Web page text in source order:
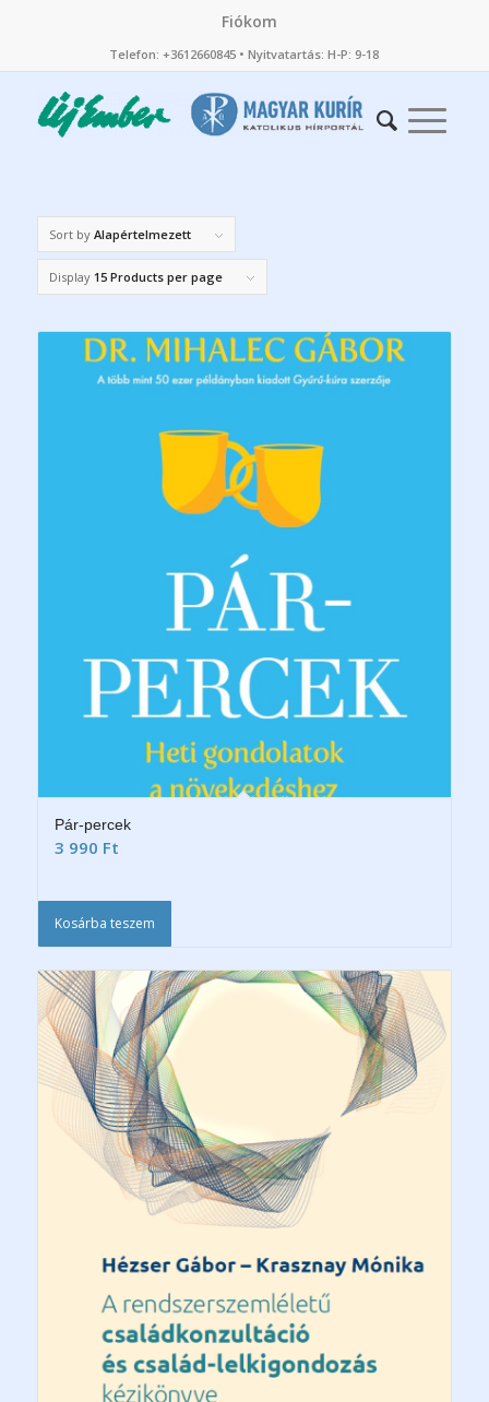
Fiókom
Telefon: +3612660845 • Nyitvatartás: H-P: 9-18
Sort by Alapértelmezett
Display 15 Products per page
Pár-percek
3 990 Ft
Kosárba teszem